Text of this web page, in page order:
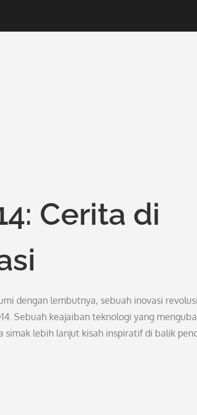
Cerita di
dengan lembutnya, sebuah inovasi
Sebuah keajaiban teknologi yang
lebih lanjut kisah inspiratif di balik